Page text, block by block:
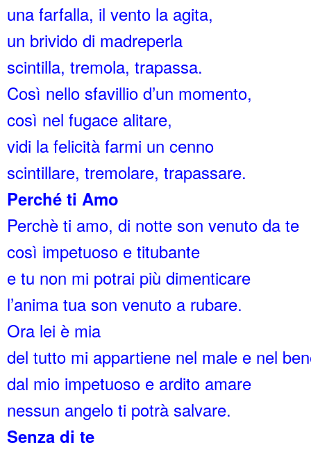
una farfalla, il vento la agita,
un brivido di madreperla
scintilla, tremola, trapassa.
Così nello sfavillio d’un momento,
così nel fugace alitare,
vidi la felicità farmi un cenno
scintillare, tremolare, trapassare.
Perché ti Amo
Perchè ti amo, di notte son venuto da te
così impetuoso e titubante
e tu non mi potrai più dimenticare
l’anima tua son venuto a rubare.
Ora lei è mia
del tutto mi appartiene nel male e nel
dal mio impetuoso e ardito amare
nessun angelo ti potrà salvare.
Senza di te